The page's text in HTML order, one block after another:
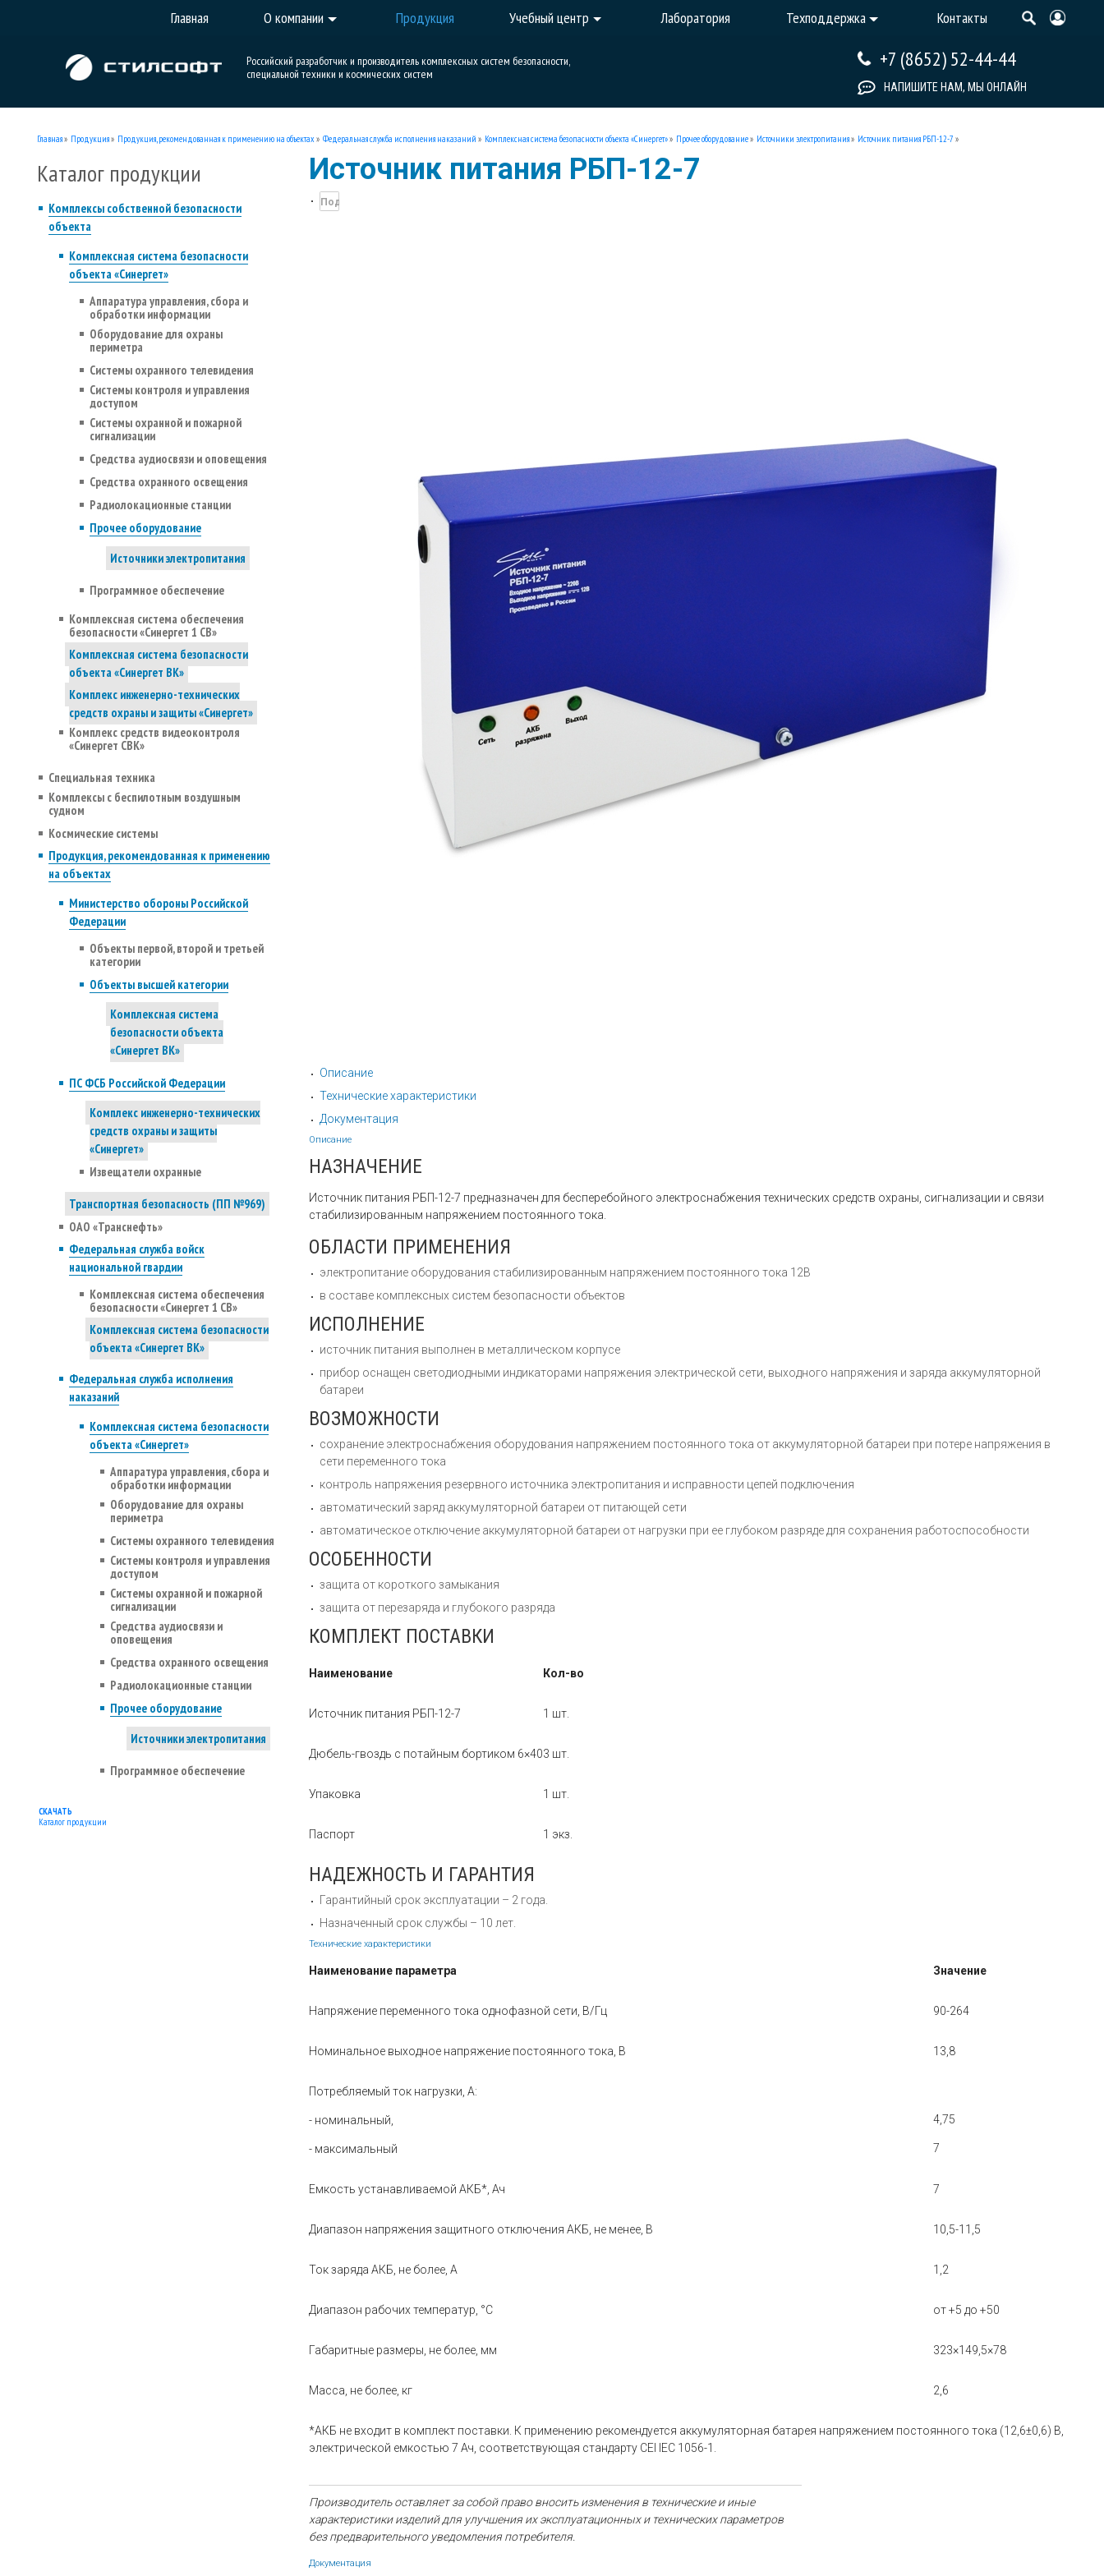
Главная О компании Продукция Учебный центр Лаборатория Техподдержка Контакты
Российский разработчик и производитель комплексных систем безопасности,
специальной техники и космических систем
+7 (8652) 52-44-44
НАПИШИТЕ НАМ, МЫ ОНЛАЙН
Главная» Продукция» Продукция, рекомендованная к применению на объектах» Федеральная служба исполнения наказаний » Комплексная система безопасности объекта «Синергет»» Прочее оборудование» Источники электропитания» Источник питания РБП-12-7 »
Каталог продукции
Комплексы собственной безопасности
объекта
Комплексная система безопасности
объекта «Синергет»
Аппаратура управления, сбора и
обработки информации
Оборудование для охраны
периметра
Системы охранного телевидения
Системы контроля и управления
доступом
Системы охранной и пожарной
сигнализации
Средства аудиосвязи и оповещения
Средства охранного освещения
Радиолокационные станции
Прочее оборудование
Источники электропитания
Программное обеспечение
Комплексная система обеспечения
безопасности «Синергет 1 СВ»
Комплексная система безопасности
объекта «Синергет ВК»
Комплекс инженерно-технических
средств охраны и защиты «Синергет»
Комплекс средств видеоконтроля
«Синергет СВК»
Специальная техника
Комплексы с беспилотным воздушным
судном
Космические системы
Продукция, рекомендованная к применению
на объектах
Министерство обороны Российской
Федерации
Объекты первой, второй и третьей
категории
Объекты высшей категории
Комплексная система
безопасности объекта
«Синергет ВК»
ПС ФСБ Российской Федерации
Комплекс инженерно-технических
средств охраны и защиты
«Синергет»
Извещатели охранные
Транспортная безопасность (ПП №969)
ОАО «Транснефть»
Федеральная служба войск
национальной гвардии
Комплексная система обеспечения
безопасности «Синергет 1 СВ»
Комплексная система безопасности
объекта «Синергет ВК»
Федеральная служба исполнения
наказаний
Комплексная система безопасности
объекта «Синергет»
Аппаратура управления, сбора и
обработки информации
Оборудование для охраны
периметра
Системы охранного телевидения
Системы контроля и управления
доступом
Системы охранной и пожарной
сигнализации
Средства аудиосвязи и
оповещения
Средства охранного освещения
Радиолокационные станции
Прочее оборудование
Источники электропитания
Программное обеспечение
СКАЧАТЬ
Каталог продукции
Источник питания РБП-12-7
Описание
Технические характеристики
Документация
Описание
НАЗНАЧЕНИЕ
Источник питания РБП-12-7 предназначен для бесперебойного электроснабжения технических средств охраны, сигнализации и связи
стабилизированным напряжением постоянного тока.
ОБЛАСТИ ПРИМЕНЕНИЯ
электропитание оборудования стабилизированным напряжением постоянного тока 12В
в составе комплексных систем безопасности объектов
ИСПОЛНЕНИЕ
источник питания выполнен в металлическом корпусе
прибор оснащен светодиодными индикаторами напряжения электрической сети, выходного напряжения и заряда аккумуляторной
батареи
ВОЗМОЖНОСТИ
сохранение электроснабжения оборудования напряжением постоянного тока от аккумуляторной батареи при потере напряжения в
сети переменного тока
контроль напряжения резервного источника электропитания и исправности цепей подключения
автоматический заряд аккумуляторной батареи от питающей сети
автоматическое отключение аккумуляторной батареи от нагрузки при ее глубоком разряде для сохранения работоспособности
ОСОБЕННОСТИ
защита от короткого замыкания
защита от перезаряда и глубокого разряда
КОМПЛЕКТ ПОСТАВКИ
Наименование Кол-во
Источник питания РБП-12-7 1 шт.
Дюбель-гвоздь с потайным бортиком 6×403 шт.
Упаковка 1 шт.
Паспорт 1 экз.
НАДЕЖНОСТЬ И ГАРАНТИЯ
Гарантийный срок эксплуатации – 2 года.
Назначенный срок службы – 10 лет.
Технические характеристики
Наименование параметра Значение
Напряжение переменного тока однофазной сети, В/Гц 90-264
Номинальное выходное напряжение постоянного тока, В 13,8
Потребляемый ток нагрузки, А:
- номинальный,
- максимальный
4,75
7
Емкость устанавливаемой АКБ*, Ач 7
Диапазон напряжения защитного отключения АКБ, не менее, В 10,5-11,5
Ток заряда АКБ, не более, А 1,2
Диапазон рабочих температур, °С от +5 до +50
Габаритные размеры, не более, мм 323×149,5×78
Масса, не более, кг 2,6
*АКБ не входит в комплект поставки. К применению рекомендуется аккумуляторная батарея напряжением постоянного тока (12,6±0,6) В,
электрической емкостью 7 Ач, соответствующая стандарту CEI IEC 1056-1.
Производитель оставляет за собой право вносить изменения в технические и иные
характеристики изделий для улучшения их эксплуатационных и технических параметров
без предварительного уведомления потребителя.
Документация